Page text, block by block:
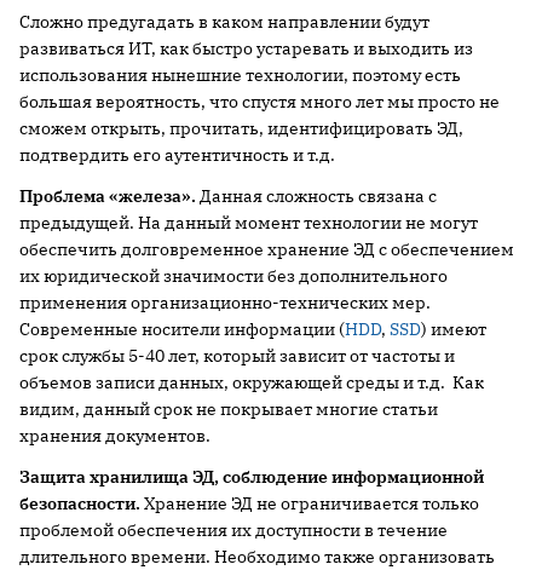
Сложно предугадать в каком направлении будут
развиваться ИТ, как быстро устаревать и выходить из
использования нынешние технологии, поэтому есть
большая вероятность, что спустя много лет мы просто не
сможем открыть, прочитать, идентифицировать ЭД,
подтвердить его аутентичность и т.д.
Проблема «железа». Данная сложность связана с
предыдущей. На данный момент технологии не могут
обеспечить долговременное хранение ЭД с обеспечением
их юридической значимости без дополнительного
применения организационно-технических мер.
Современные носители информации (HDD, SSD) имеют
срок службы 5-40 лет, который зависит от частоты и
объемов записи данных, окружающей среды и т.д. Как
видим, данный срок не покрывает многие статьи
хранения документов.
Защита хранилища ЭД, соблюдение информационной
безопасности. Хранение ЭД не ограничивается только
проблемой обеспечения их доступности в течение
длительного времени. Необходимо также организовать